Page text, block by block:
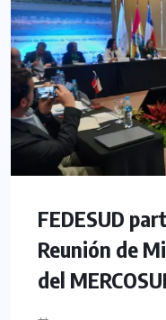
FEDESUD
Reunión de
del